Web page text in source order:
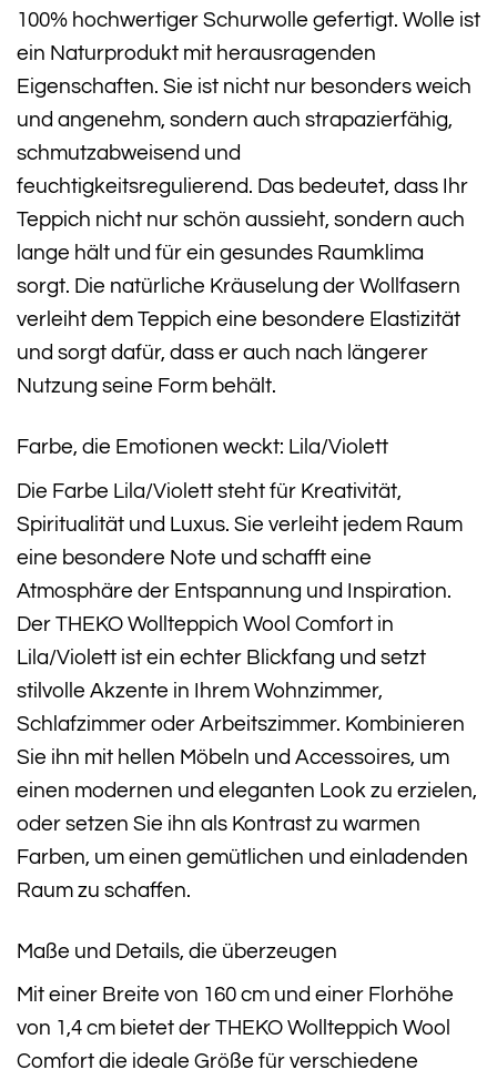
100% hochwertiger Schurwolle gefertigt. Wolle ist
ein Naturprodukt mit herausragenden
Eigenschaften. Sie ist nicht nur besonders weich
und angenehm, sondern auch strapazierfähig,
schmutzabweisend und
feuchtigkeitsregulierend. Das bedeutet, dass Ihr
Teppich nicht nur schön aussieht, sondern auch
lange hält und für ein gesundes Raumklima
sorgt. Die natürliche Kräuselung der Wollfasern
verleiht dem Teppich eine besondere Elastizität
und sorgt dafür, dass er auch nach längerer
Nutzung seine Form behält.
Farbe, die Emotionen weckt: Lila/Violett
Die Farbe Lila/Violett steht für Kreativität,
Spiritualität und Luxus. Sie verleiht jedem Raum
eine besondere Note und schafft eine
Atmosphäre der Entspannung und Inspiration.
Der THEKO Wollteppich Wool Comfort in
Lila/Violett ist ein echter Blickfang und setzt
stilvolle Akzente in Ihrem Wohnzimmer,
Schlafzimmer oder Arbeitszimmer. Kombinieren
Sie ihn mit hellen Möbeln und Accessoires, um
einen modernen und eleganten Look zu erzielen,
oder setzen Sie ihn als Kontrast zu warmen
Farben, um einen gemütlichen und einladenden
Raum zu schaffen.
Maße und Details, die überzeugen
Mit einer Breite von 160 cm und einer Florhöhe
von 1,4 cm bietet der THEKO Wollteppich Wool
Comfort die ideale Größe für verschiedene